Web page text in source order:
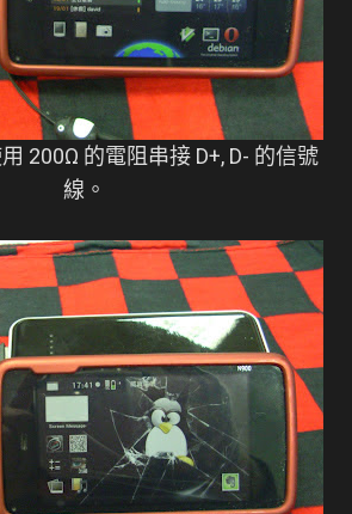
200Ω 的電阻串接 D+, D- 的信號
線。